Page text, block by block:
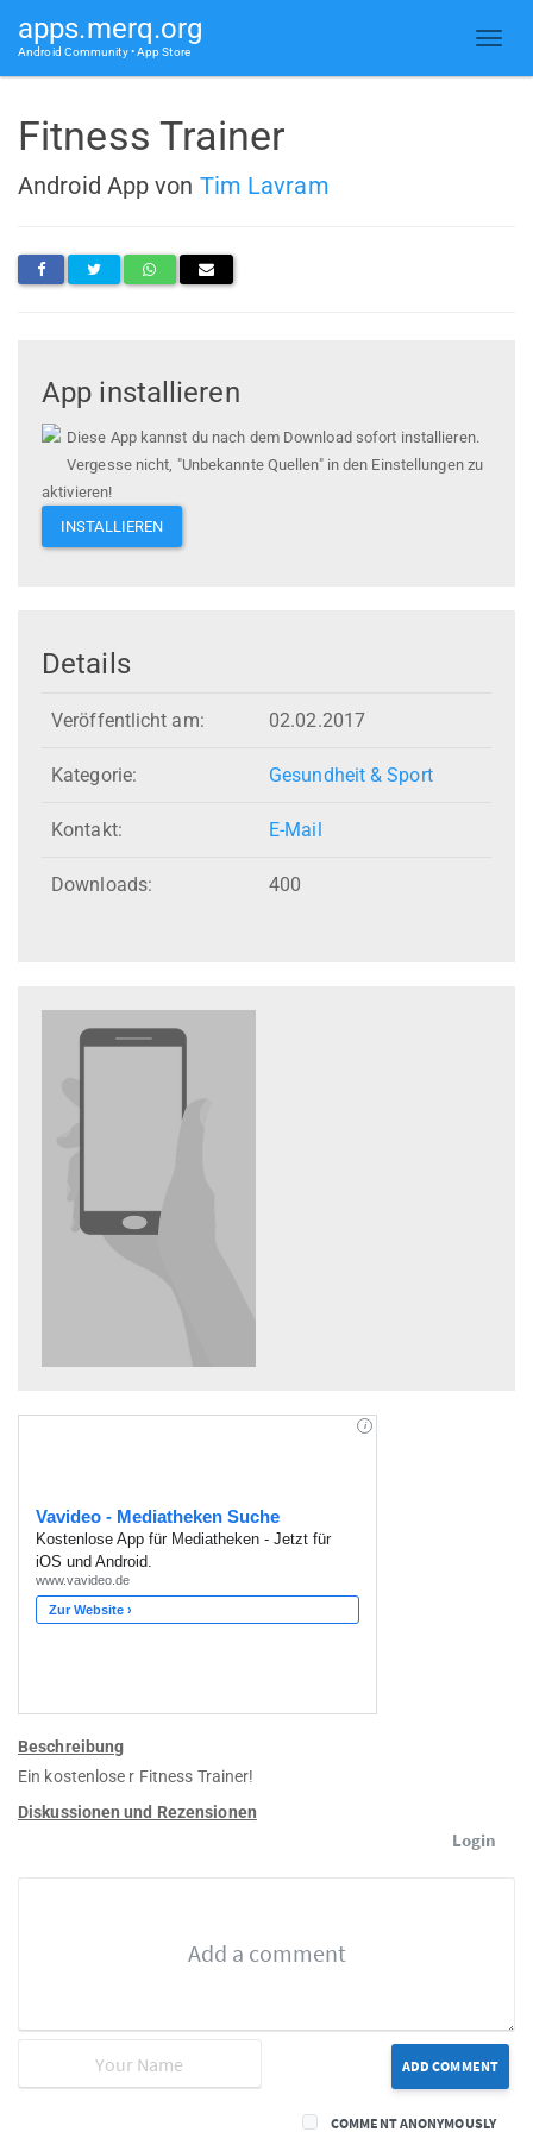
apps.merq.org
Android Community • App Store
Fitness Trainer
Android App von Tim Lavram
App installieren
Diese App kannst du nach dem Download sofort installieren.
Vergesse nicht, "Unbekannte Quellen" in den Einstellungen zu
aktivieren!
INSTALLIEREN
Details
Veröffentlicht am: 02.02.2017
Kategorie: Gesundheit & Sport
Kontakt: E-Mail
Downloads: 400
Beschreibung
Ein kostenlose r Fitness Trainer!
Diskussionen und Rezensionen
Login
ADD COMMENT
COMMENT ANONYMOUSLY